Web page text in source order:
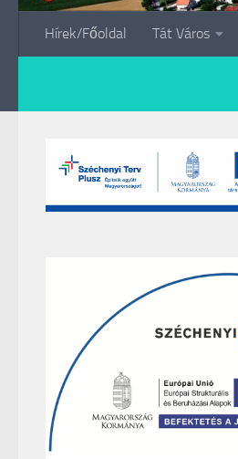
Hírek/Főoldal Tát Város